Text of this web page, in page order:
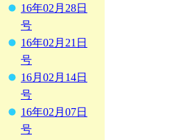
16年02月28日
号
16年02月21日
号
16月02月14日
号
16年02月07日
号